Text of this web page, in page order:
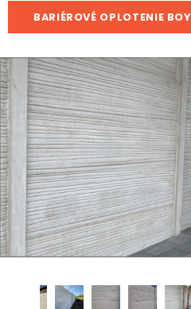
BARIÉROVÉ OPLOTENIE BOY